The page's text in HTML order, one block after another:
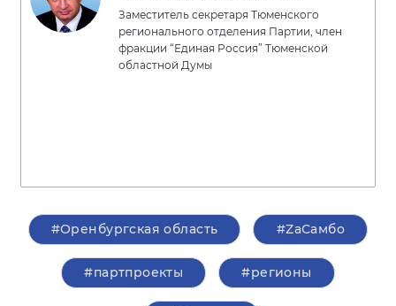
Заместитель секретаря Тюменского
регионального отделения Партии, член
фракции “Единая Россия” Тюменской
областной Думы
#Оренбургская область #ZаСамбо
#партпроекты #регионы